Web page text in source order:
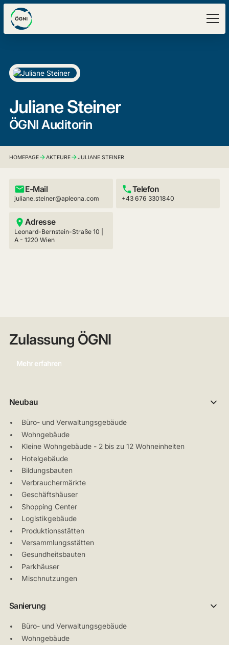
Juliane Steiner
ÖGNI Auditorin
HOMEPAGE AKTEURE JULIANE STEINER
E-Mail
juliane.steiner@apleona.com
Telefon
+43 676 3301840
Adresse
Leonard-Bernstein-Straße 10 |
A - 1220 Wien
Zulassung ÖGNI
Mehr erfahren
Neubau
Büro- und Verwaltungsgebäude
Wohngebäude
Kleine Wohngebäude - 2 bis zu 12 Wohneinheiten
Hotelgebäude
Bildungsbauten
Verbrauchermärkte
Geschäftshäuser
Shopping Center
Logistikgebäude
Produktionsstätten
Versammlungsstätten
Gesundheitsbauten
Parkhäuser
Mischnutzungen
Sanierung
Büro- und Verwaltungsgebäude
Wohngebäude